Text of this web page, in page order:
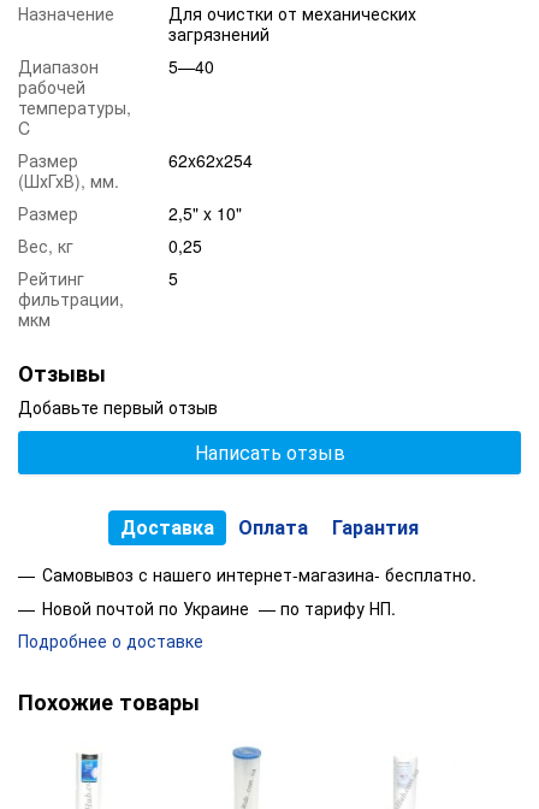
других нерастворенных частиц.
Преимущество:
Качество материала.
Цена.
Высокая скорость фильтрации.
Максимальная степень очистки до 5 мкм.
Универсальность.
Простота конструкции.
Свойства:
Данный фильтр является универсальный и подходит на все
проточные системы и обратноосмотические системы
доочистки питьевой воды многих производителей таких как:
Leader, Atoll, Aquafilter, Ecosoft, Raifil, Filter 1, Гейзер Наша
Вода, Аквафор, Барьер и другие производители.
Назначение
Для очистки от механических
загрязнений
Диапазон
рабочей
температуры,
C
5—40
Размер
(ШхГхВ), мм.
62x62x254
Размер
2,5" x 10"
Вес, кг
0,25
Рейтинг
фильтрации,
мкм
5
Отзывы
Добавьте первый отзыв
Написать отзыв
Доставка Оплата Гарантия
Самовывоз с нашего интернет-магазина- бесплатно.
Новой почтой по Украине — по тарифу НП.
Подробнее о доставке
Похожие товары